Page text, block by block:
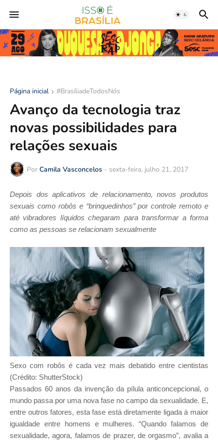
Página inicial #BrasíliadeTodosNós
Avanço da tecnologia traz
novas possibilidades para
relações sexuais
Por Camila Vasconcelos - sexta-feira, julho 21, 2017
Depois dos aplicativos de relacionamento, novos produtos
sexuais como robôs e “brinquedinhos” por controle remoto e
até vibradores líquidos chegaram para transformar a forma
como as pessoas se relacionam sexualmente
Sexo com robôs é cada vez mais debatido entre cientistas
(Crédito: ShutterStock)
Passados 60 anos da invenção da pílula anticoncepcional, o
mundo passa por uma nova fase no campo da sexualidade. E,
entre outros fatores, esta fase está diretamente ligada à maior
igualdade entre homens e mulheres. “Quando falamos de
sexualidade, agora, falamos de prazer, de orgasmo”, avalia a